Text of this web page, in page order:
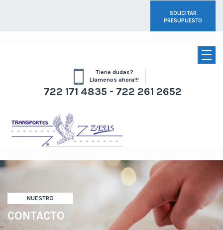
SOLICITAR
PRESUPUESTO
Tiene dudas?
Llamenos ahora!!!
722 171 4835 - 722 261 2652
NUESTRO
CONTACTO